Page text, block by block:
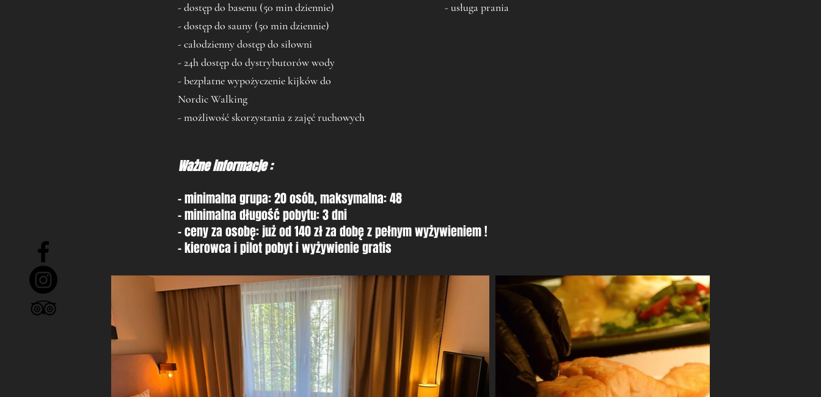
-dostęp do basenu (50 min dziennie)
- dostęp do sauny (50 min dziennie)
- całodzienny dostęp do siłowni
- 24h dostęp do dystrybutorów wody
- bezpłatne wypożyczenie kijków do
Nordic Walking
- możliwość skorzystania z zajęć ruchowych
- usługa prania
Ważne informacje :
- minimalna grupa: 20 osób, maksymalna: 48
- minimalna długość pobytu: 3 dni
- ceny za osobę: już od 140 zł za dobę z pełnym wyżywieniem !
- kierowca i pilot pobyt i wyżywienie gratis